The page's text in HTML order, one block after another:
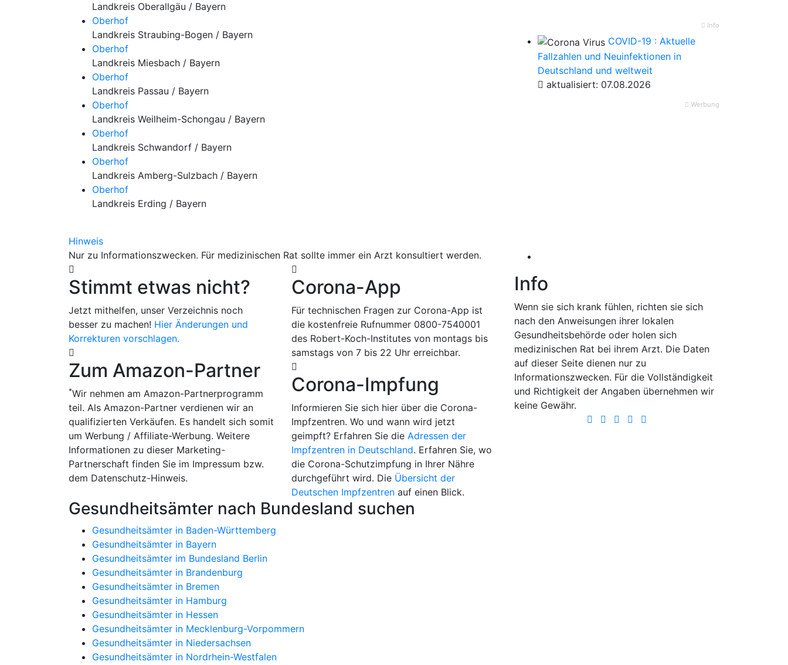
Landkreis Oberallgäu / Bayern
Oberhof
Landkreis Straubing-Bogen / Bayern
Oberhof
Landkreis Miesbach / Bayern
Oberhof
Landkreis Passau / Bayern
Oberhof
Landkreis Weilheim-Schongau / Bayern
Oberhof
Landkreis Schwandorf / Bayern
Oberhof
Landkreis Amberg-Sulzbach / Bayern
Oberhof
Landkreis Erding / Bayern
Hinweis
Nur zu Informationszwecken. Für medizinischen Rat sollte immer ein Arzt konsultiert werden.
Stimmt etwas nicht?
Jetzt mithelfen, unser Verzeichnis noch
besser zu machen! Hier Änderungen und
Korrekturen vorschlagen.
Zum Amazon-Partner
*Wir nehmen am Amazon-Partnerprogramm
teil. Als Amazon-Partner verdienen wir an
qualifizierten Verkäufen. Es handelt sich somit
um Werbung / Affiliate-Werbung. Weitere
Informationen zu dieser Marketing-
Partnerschaft finden Sie im Impressum bzw.
dem Datenschutz-Hinweis.
Corona-App
Für technischen Fragen zur Corona-App ist
die kostenfreie Rufnummer 0800-7540001
des Robert-Koch-Institutes von montags bis
samstags von 7 bis 22 Uhr erreichbar.
Corona-Impfung
Informieren Sie sich hier über die Corona-
Impfzentren. Wo und wann wird jetzt
geimpft? Erfahren Sie die Adressen der
Impfzentren in Deutschland. Erfahren Sie, wo
die Corona-Schutzimpfung in Ihrer Nähre
durchgeführt wird. Die Übersicht der
Deutschen Impfzentren auf einen Blick.
Info
COVID-19 : Aktuelle
Fallzahlen und Neuinfektionen in
Deutschland und weltweit
aktualisiert: 07.08.2026
Werbung
Info
Wenn sie sich krank fühlen, richten sie sich
nach den Anweisungen ihrer lokalen
Gesundheitsbehörde oder holen sich
medizinischen Rat bei ihrem Arzt. Die Daten
auf dieser Seite dienen nur zu
Informationszwecken. Für die Vollständigkeit
und Richtigkeit der Angaben übernehmen wir
keine Gewähr.
Gesundheitsämter nach Bundesland suchen
Gesundheitsämter in Baden-Württemberg
Gesundheitsämter in Bayern
Gesundheitsämter im Bundesland Berlin
Gesundheitsämter in Brandenburg
Gesundheitsämter in Bremen
Gesundheitsämter in Hamburg
Gesundheitsämter in Hessen
Gesundheitsämter in Mecklenburg-Vorpommern
Gesundheitsämter in Niedersachsen
Gesundheitsämter in Nordrhein-Westfalen